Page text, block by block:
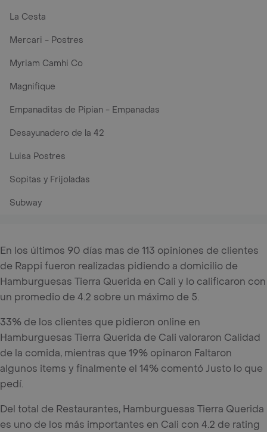
La Cesta
Mercari - Postres
Myriam Camhi Co
Magnifique
Empanaditas de Pipian - Empanadas
Desayunadero de la 42
Luisa Postres
Sopitas y Frijoladas
Subway
En los últimos 90 días mas de 113 opiniones de clientes
de Rappi fueron realizadas pidiendo a domicilio de
Hamburguesas Tierra Querida en Cali y lo calificaron con
un promedio de 4.2 sobre un máximo de 5.
33% de los clientes que pidieron online en
Hamburguesas Tierra Querida de Cali valoraron Calidad
de la comida, mientras que 19% opinaron Faltaron
algunos items y finalmente el 14% comentó Justo lo que
pedí.
Del total de Restaurantes, Hamburguesas Tierra Querida
es uno de los más importantes en Cali con 4.2 de rating